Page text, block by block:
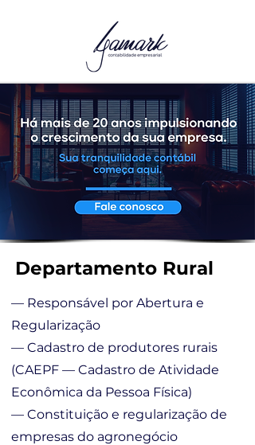
Departamento Rural
— Responsável por Abertura e
Regularização
— Cadastro de produtores rurais
(CAEPF — Cadastro de Atividade
Econômica da Pessoa Física)
— Constituição e regularização de
empresas do agronegócio